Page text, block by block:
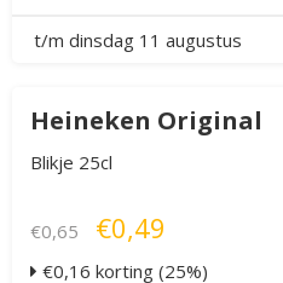
t/m dinsdag 11 augustus
Heineken Original
Blikje 25cl
€0,65 €0,49
€0,16 korting (25%)